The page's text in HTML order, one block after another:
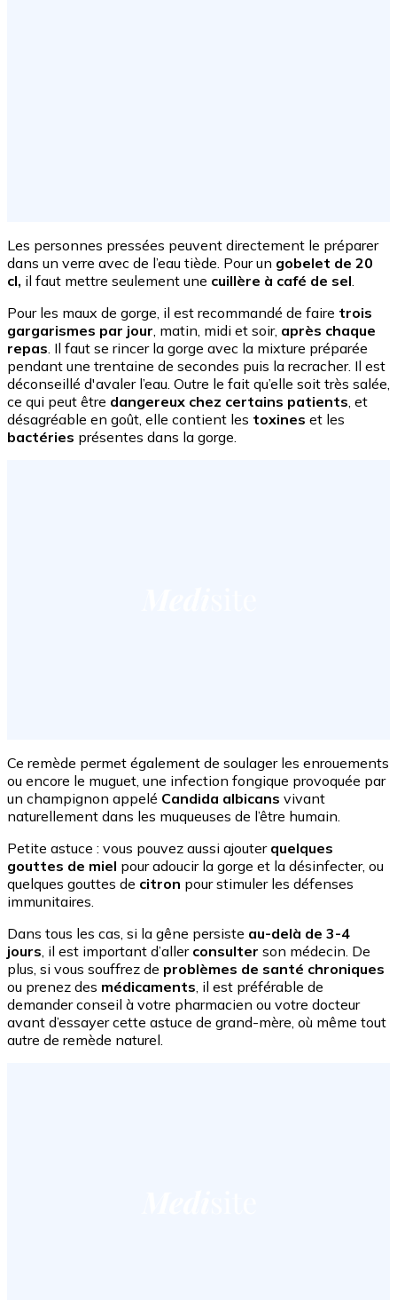
Les personnes pressées peuvent directement le préparer
dans un verre avec de l’eau tiède. Pour un gobelet de 20
cl, il faut mettre seulement une cuillère à café de sel
Pour les maux de gorge, il est recommandé de faire trois
gargarismes par jour , matin, midi et soir, après chaque
repas . Il faut se rincer la gorge avec la mixture préparée
pendant une trentaine de secondes puis la recracher. Il est
déconseillé d'avaler l’eau. Outre le fait qu’elle soit très salée,
ce qui peut être dangereux chez certains patients , et
désagréable en goût, elle contient les toxines et les
bactéries présentes dans la gorge.
Ce remède permet également de soulager les enrouements
ou encore le muguet, une infection fongique provoquée par
un champignon appelé Candida albicans vivant
naturellement dans les muqueuses de l’être humain.
Petite astuce : vous pouvez aussi ajouter quelques
gouttes de miel pour adoucir la gorge et la désinfecter, ou
quelques gouttes de citron pour stimuler les défenses
immunitaires.
Dans tous les cas, si la gêne persiste au-delà de 3-4
jours , il est important d’aller consulter son médecin. De
plus, si vous souffrez de problèmes de santé chroniques
ou prenez des médicaments , il est préférable de
demander conseil à votre pharmacien ou votre docteur
avant d’essayer cette astuce de grand-mère, où même tout
autre de remède naturel.